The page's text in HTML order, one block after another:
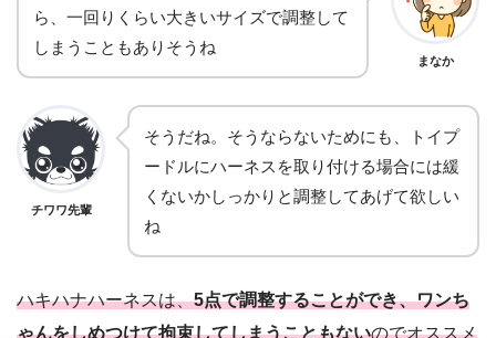
ら、一回りくらい大きいサイズで調整して
しまうこともありそうね
まなか
チワワ先輩
そうだね。そうならないためにも、トイプ
ードルにハーネスを取り付ける場合には緩
くないかしっかりと調整してあげて欲しい
ね
ハキハナハーネスは、5点で調整することができ、ワンち
ゃんをしめつけて拘束してしまうこともないのでオススメ